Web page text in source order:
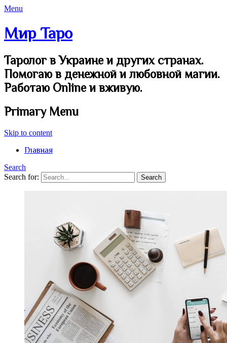
Menu
Мир Таро
Таролог в Украине и других странах.
Помогаю в денежной и любовной магии.
Работаю Online и вживую.
Primary Menu
Skip to content
Главная
Search
Search for: